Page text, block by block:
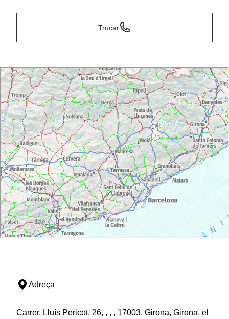
Trucar
Adreça
Carrer, Lluís Pericot, 26, , , , 17003, Girona, Girona, el